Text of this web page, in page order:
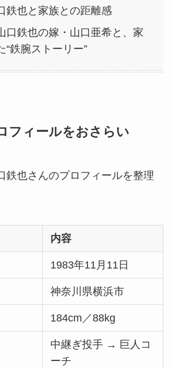
鉄也と家族との距離感
口鉄也の嫁・山口亜希と、家
“鉄腕ストーリー”
フィールをおさらい
鉄也さんのプロフィールを整理
内容
1983年11月11日
神奈川県横浜市
184cm／88kg
中継ぎ投手 → 巨人コ
ーチ